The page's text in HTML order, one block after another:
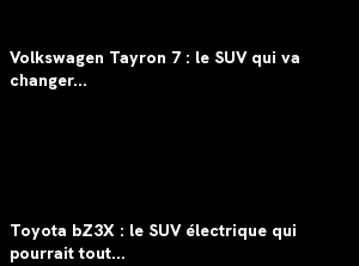
Volkswagen Tayron 7 : le SUV qui va
changer...
Toyota bZ3X : le SUV électrique qui
pourrait tout...